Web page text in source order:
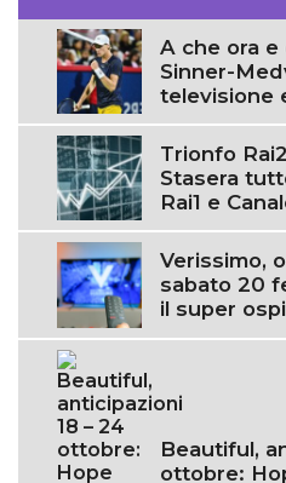
A che ora
Sinner-
televisione
Trionfo
Stasera
Rai1 e
Verissimo,
sabato 20
il super
Beautiful,
ottobre: